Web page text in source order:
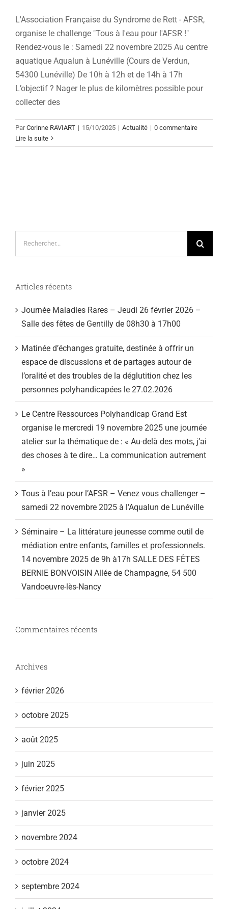
L'Association Française du Syndrome de Rett - AFSR,
organise le challenge "Tous à l'eau pour l'AFSR !"
Rendez-vous le : Samedi 22 novembre 2025 Au centre
aquatique Aqualun à Lunéville (Cours de Verdun,
54300 Lunéville) De 10h à 12h et de 14h à 17h
L’objectif ? Nager le plus de kilomètres possible pour
collecter des
ParCorinne RAVIART | 15/10/2025 | Actualité | 0 commentaire
Lire la suite
Articles récents
Journée Maladies Rares – Jeudi 26 février 2026 –
Salle des fêtes de Gentilly de 08h30 à 17h00
Matinée d’échanges gratuite, destinée à offrir un
espace de discussions et de partages autour de
l’oralité et des troubles de la déglutition chez les
personnes polyhandicapées le 27.02.2026
Le Centre Ressources Polyhandicap Grand Est
organise le mercredi 19 novembre 2025 une journée
atelier sur la thématique de : « Au-delà des mots, j’ai
des choses à te dire… La communication autrement
»
Tous à l’eau pour l’AFSR – Venez vous challenger –
samedi 22 novembre 2025 à l’Aqualun de Lunéville
Séminaire – La littérature jeunesse comme outil de
médiation entre enfants, familles et professionnels.
14 novembre 2025 de 9h à17h SALLE DES FÊTES
BERNIE BONVOISIN Allée de Champagne, 54 500
Vandoeuvre-lès-Nancy
Commentaires récents
Archives
février 2026
octobre 2025
août 2025
juin 2025
février 2025
janvier 2025
novembre 2024
octobre 2024
septembre 2024